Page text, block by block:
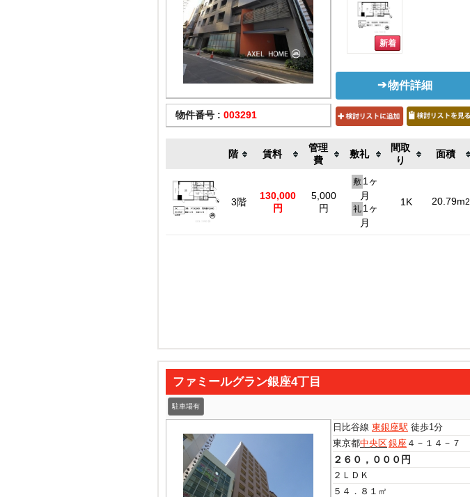
物件番号 : 003291
物件詳細
階 賃料
管理
費
敷礼
間取
り
面積
3階
130,000
円
5,000
円
敷 1ヶ
月
礼 1ヶ
月
1K 20.79m2
ファミールグラン銀座4丁目
駐車場有
日比谷線 東銀座駅 徒歩1分
東京都中央区銀座 ４－１４－７
２６０，０００円
２ＬＤＫ
５４．８１㎡